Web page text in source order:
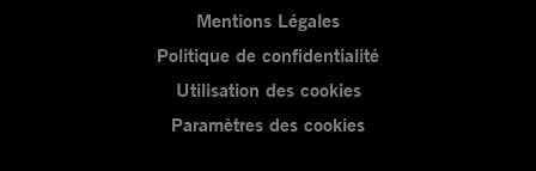
Mentions Légales
Politique de confidentialité
Utilisation des cookies
Paramètres des cookies